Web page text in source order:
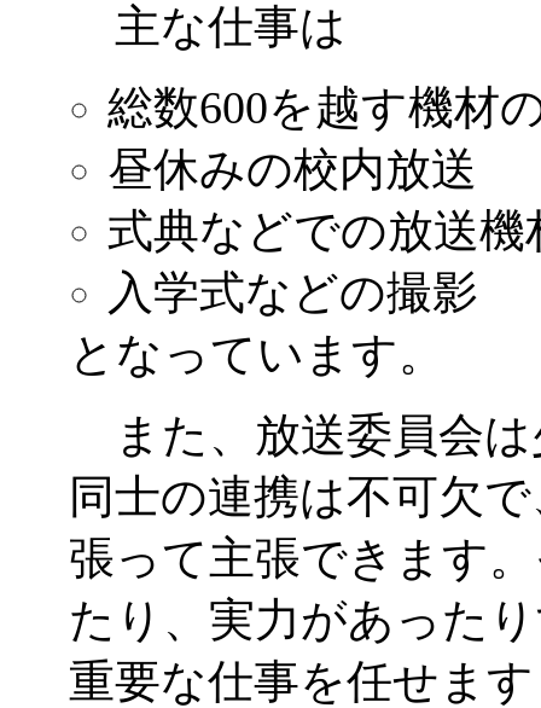
主な仕事は
総数600を越す機材
昼休みの校内放送
式典などでの放送機
入学式などの撮影
となっています。
また、放送委員会は
同士の連携は不可欠
張って主張できます
たり、実力があった
重要な仕事を任せま